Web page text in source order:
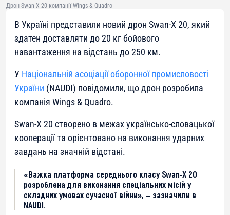
Дрон Swan-X 20 компанії Wings & Quadro
В Україні представили новий дрон Swan-X 20, який
здатен доставляти до 20 кг бойового
навантаження на відстань до 250 км.
У Національній асоціації оборонної промисловості
України (NAUDI) повідомили, що дрон розробила
компанія Wings & Quadro.
Swan-X 20 створено в межах українсько-словацької
кооперації та орієнтовано на виконання ударних
завдань на значній відстані.
«Важка платформа середнього класу Swan-X 20
розроблена для виконання спеціальних місій у
складних умовах сучасної війни», — зазначили в
NAUDI.